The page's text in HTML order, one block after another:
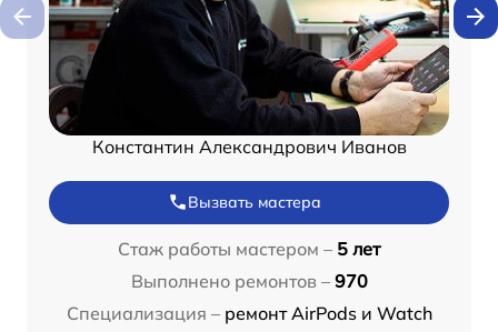
Константин Александрович Иванов
Вызвать мастера
Стаж работы мастером – 5 лет
Выполнено ремонтов – 970
Специализация – ремонт AirPods и Watch